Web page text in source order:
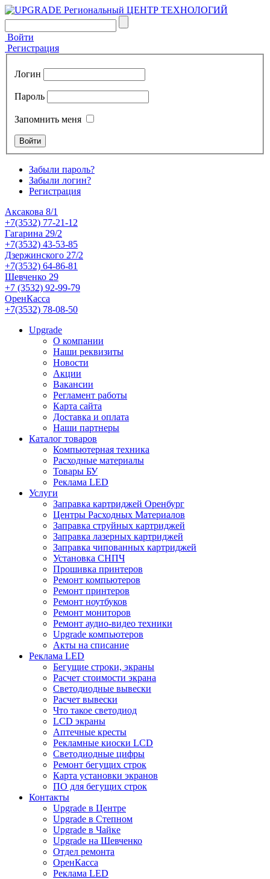
Войти
Регистрация
Логин
Пароль
Запомнить меня
Забыли пароль?
Забыли логин?
Регистрация
Аксакова 8/1
+7(3532) 77-21-12
Гагарина 29/2
+7(3532) 43-53-85
Дзержинского 27/2
+7(3532) 64-86-81
Шевченко 29
+7 (3532) 92-99-79
ОренКасса
+7(3532) 78-08-50
Upgrade
О компании
Наши реквизиты
Новости
Акции
Вакансии
Регламент работы
Карта сайта
Доставка и оплата
Наши партнеры
Каталог товаров
Компьютерная техника
Расходные материалы
Товары БУ
Реклама LED
Услуги
Заправка картриджей Оренбург
Центры Расходных Материалов
Заправка струйных картриджей
Заправка лазерных картриджей
Заправка чипованных картриджей
Установка СНПЧ
Прошивка принтеров
Ремонт компьютеров
Ремонт принтеров
Ремонт ноутбуков
Ремонт мониторов
Ремонт аудио-видео техники
Upgrade компьютеров
Акты на списание
Реклама LED
Бегущие строки, экраны
Расчет стоимости экрана
Светодиодные вывески
Расчет вывески
Что такое светодиод
LCD экраны
Аптечные кресты
Рекламные киоски LCD
Светодиодные цифры
Ремонт бегущих строк
Карта установки экранов
ПО для бегущих строк
Контакты
Upgrade в Центре
Upgrade в Степном
Upgrade в Чайке
Upgrade на Шевченко
Отдел ремонта
ОренКасса
Реклама LED